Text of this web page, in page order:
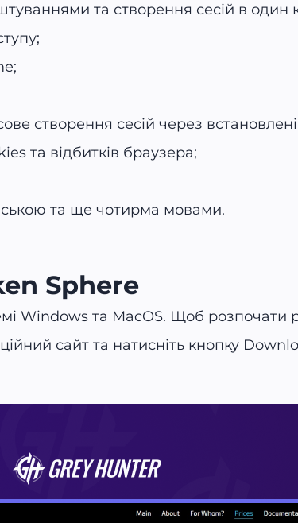
та створення сесій в один
створення сесій через
та відбитків браузера;
та ще чотирма мовами.
Sphere
Windows та MacOS. Щоб розпочати
сайт та натисніть кнопку